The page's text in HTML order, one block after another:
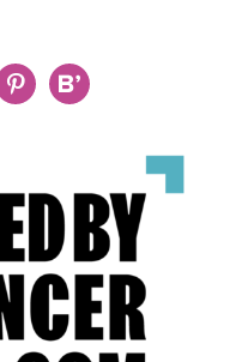
bloglovin